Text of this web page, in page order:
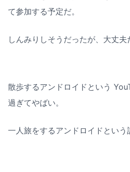
て参加する予定だ。
しんみりしそうだったが、大丈夫
散歩するアンドロイドという
過ぎてやばい。
一人旅をするアンドロイドという